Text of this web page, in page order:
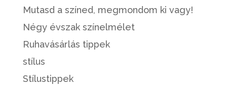
Mutasd a színed, megmondom ki vagy!
Négy évszak színelmélet
Ruhavásárlás tippek
stílus
Stílustippek